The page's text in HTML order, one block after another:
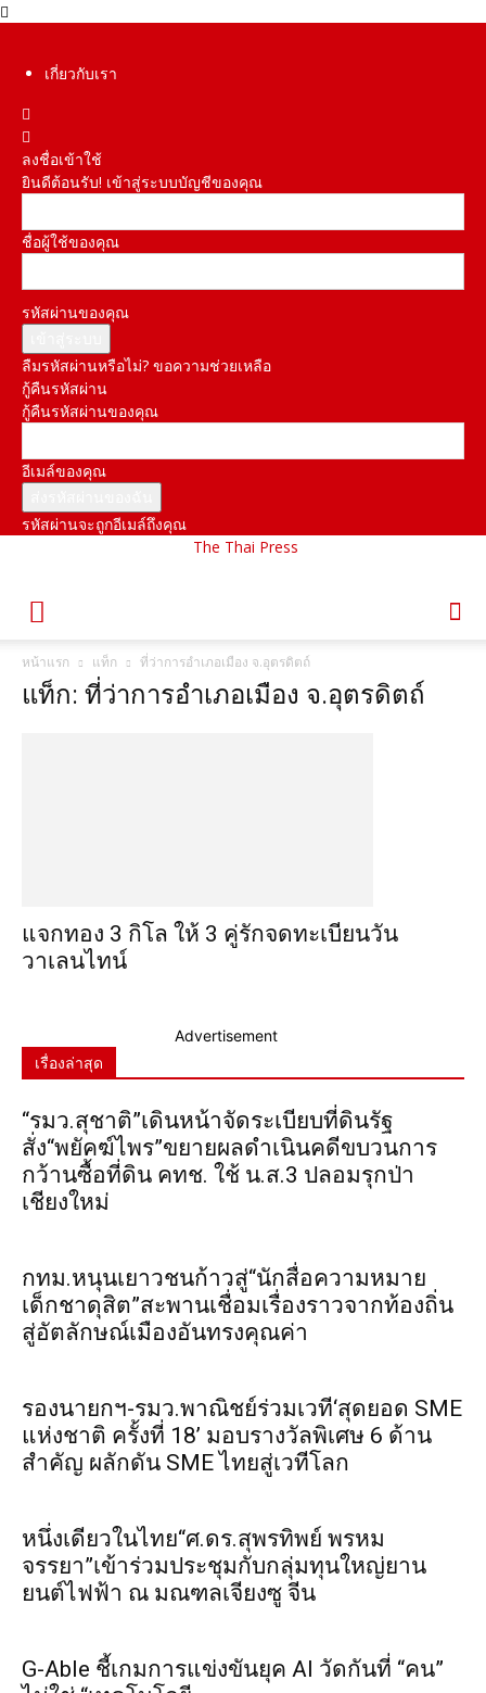
เกี่ยวกับเรา
ลงชื่อเข้าใช้
ยินดีต้อนรับ! เข้าสู่ระบบบัญชีของคุณ
ชื่อผู้ใช้ของคุณ
รหัสผ่านของคุณ
ลืมรหัสผ่านหรือไม่? ขอความช่วยเหลือ
กู้คืนรหัสผ่าน
กู้คืนรหัสผ่านของคุณ
อีเมล์ของคุณ
รหัสผ่านจะถูกอีเมล์ถึงคุณ
The Thai Press
หน้าแรก แท็ก ที่ว่าการอำเภอเมือง จ.อุตรดิตถ์
แท็ก: ที่ว่าการอำเภอเมือง จ.อุตรดิตถ์
แจกทอง 3 กิโล ให้ 3 คู่รักจดทะเบียนวัน
วาเลนไทน์
Advertisement
เรื่องล่าสุด
“รมว.สุชาติ”เดินหน้าจัดระเบียบที่ดินรัฐ
สั่ง“พยัคฆ์ไพร”ขยายผลดำเนินคดีขบวนการ
กว้านซื้อที่ดิน คทช. ใช้ น.ส.3 ปลอมรุกป่า
เชียงใหม่
กทม.หนุนเยาวชนก้าวสู่“นักสื่อความหมาย
เด็กชาดุสิต”สะพานเชื่อมเรื่องราวจากท้องถิ่น
สู่อัตลักษณ์เมืองอันทรงคุณค่า
รองนายกฯ-รมว.พาณิชย์ร่วมเวที‘สุดยอด SME
แห่งชาติ ครั้งที่ 18’ มอบรางวัลพิเศษ 6 ด้าน
สำคัญ ผลักดัน SME ไทยสู่เวทีโลก
หนึ่งเดียวในไทย“ศ.ดร.สุพรทิพย์ พรหม
จรรยา”เข้าร่วมประชุมกับกลุ่มทุนใหญ่ยาน
ยนต์ไฟฟ้า ณ มณฑลเจียงซู จีน
G-Able ชี้เกมการแข่งขันยุค AI วัดกันที่ “คน”